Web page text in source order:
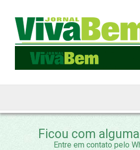
Ficou com
Entre em contato pelo